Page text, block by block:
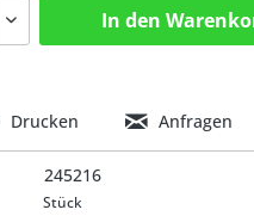
In den
Drucken Anfragen
245216
Stück